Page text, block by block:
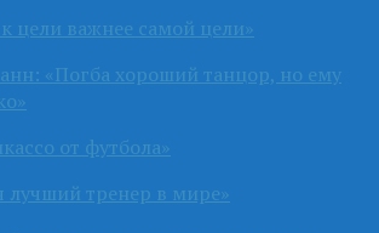
цели важнее самой цели»
«Погба хороший танцор, но ему
от футбола»
лучший тренер в мире»